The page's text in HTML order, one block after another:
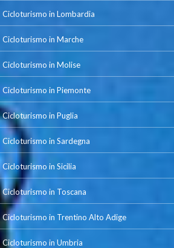
Cicloturismo in Lombardia
Cicloturismo in Marche
Cicloturismo in Molise
Cicloturismo in Piemonte
Cicloturismo in Puglia
Cicloturismo in Sardegna
Cicloturismo in Sicilia
Cicloturismo in Toscana
Cicloturismo in Trentino Alto Adige
Cicloturismo in Umbria